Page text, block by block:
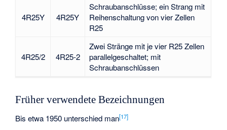
4R25Y 4R25Y
Schraubanschlüsse; ein Strang mit
Reihenschaltung von vier Zellen
R25
4R25/2 4R25-2
Zwei Stränge mit je vier R25 Zellen
parallelgeschaltet; mit
Schraubanschlüssen
Früher verwendete Bezeichnungen
Bis etwa 1950 unterschied man[17]